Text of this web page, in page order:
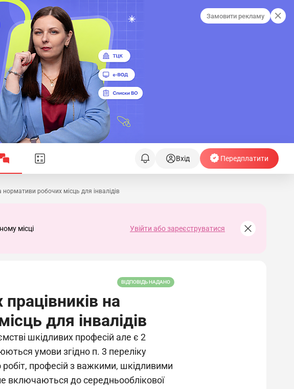
Замовити рекламу
Вхід Передплатити
нормативи робочих місць для інвалідів
місці Увійти або зареєструватися
ВІДПОВІДЬ НАДАНО
на
для інвалідів
шкідливих професій але є 2
умови згідно п. 3 переліку
професій з важкими, шкідливими
включаються до середньооблікової